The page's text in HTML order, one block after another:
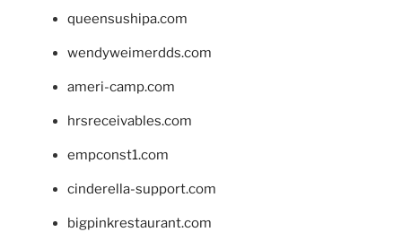
queensushipa.com
wendyweimerdds.com
ameri-camp.com
hrsreceivables.com
empconst1.com
cinderella-support.com
bigpinkrestaurant.com